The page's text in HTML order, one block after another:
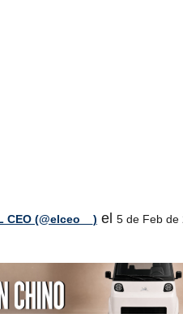
(@elceo__) el 5 de Feb de 2020 a las